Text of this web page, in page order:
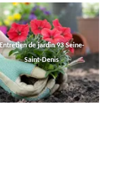
Entretien de jardin 93 Seine-
Saint-Denis